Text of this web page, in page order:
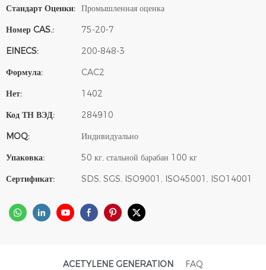
Стандарт Оценки: Промышленная оценка
Номер CAS.:
75-20-7
EINECS:
200-848-3
Формула:
CAC2
Нет:
1402
Код ТН ВЭД:
284910
MOQ:
Индивидуально
Упаковка:
50 кг, стальной барабан 100 кг
Сертификат:
SDS, SGS, ISO9001, ISO45001, ISO14001
ACETYLENE GENERATION FAQ